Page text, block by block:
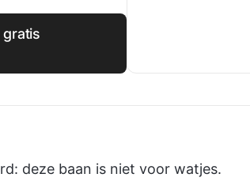
deze baan is niet voor watjes.